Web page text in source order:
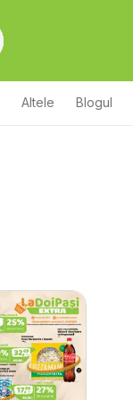
Altele Blogul